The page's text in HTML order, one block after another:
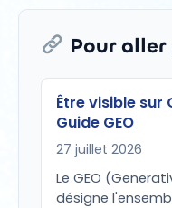
Pour
Être visible
Guide GEO
27 juillet 2026
Le GEO
désigne